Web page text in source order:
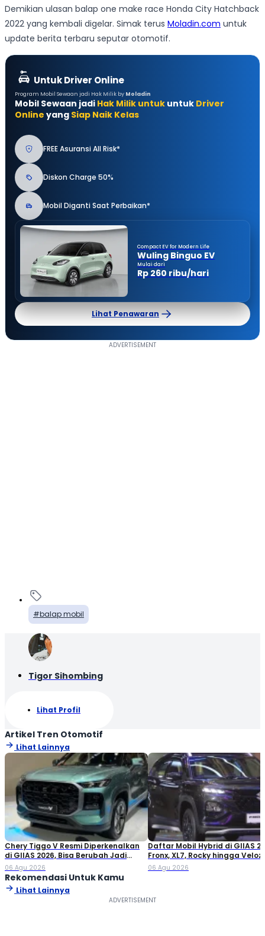
Demikian ulasan balap one make race Honda City Hatchback
2022 yang kembali digelar. Simak terus Moladin.com untuk
update berita terbaru seputar otomotif.
Untuk Driver Online
Program Mobil Sewaan jadi Hak Milik by Moladin
Mobil Sewaan jadi Hak Milik untuk untuk Driver
Online yang Siap Naik Kelas
FREE Asuransi All Risk*
Diskon Charge 50%
Mobil Diganti Saat Perbaikan*
Compact EV for Modern Life
Wuling Binguo EV
Mulai dari
Rp 260 ribu/hari
Lihat Penawaran
balap mobil
Tigor Sihombing
Lihat Profil
Artikel Tren Otomotif
Lihat Lainnya
Chery Tiggo V Resmi Diperkenalkan
di GIIAS 2026, Bisa Berubah Jadi
Double Cabin
06 Agu 2026
Daftar Mobil Hybrid di GIIAS
Fronx, XL7, Rocky hingga Veloz!
06 Agu 2026
Rekomendasi Untuk Kamu
Lihat Lainnya